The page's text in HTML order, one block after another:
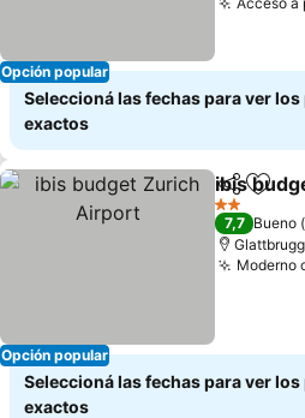
Opción popular
Seleccioná las fechas para ver
exactos
Opción popular
Compartir
ibis
2 Estrellas
7,7 Bueno
Glattbrugg
Moderno
Seleccioná las fechas para ver
exactos